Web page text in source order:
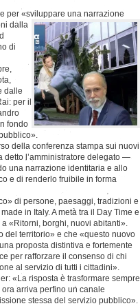
per «sviluppare una narrazione
dalla
di
dalle
per il
fondo
della conferenza stampa sui nuovi
detto l’amministratore delegato —
una narrazione identitaria e allo
e di renderlo fruibile in forma
di persone, paesaggi, tradizioni e
in Italy. A metà tra il Day Time e
«Ritorni, borghi, nuovi abitanti».
del territorio» e che «questo nuovo
proposta distintiva e fortemente
per rafforzare il consenso di chi
al servizio di tutti i cittadini».
«La risposta è trasformare sempre
arriva perfino un canale
stessa del servizio pubblico».